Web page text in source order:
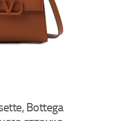
Bottega